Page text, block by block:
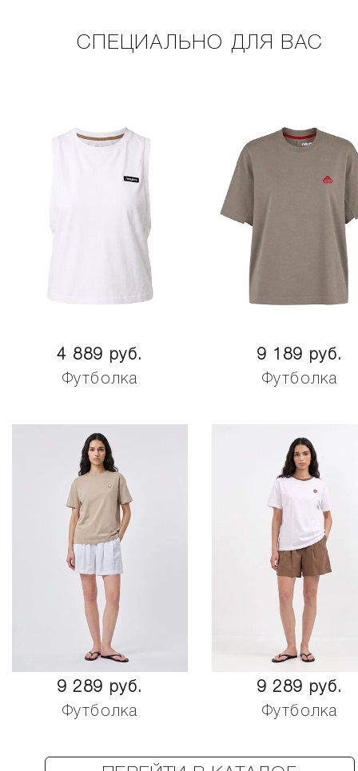
СПЕЦИАЛЬНО ДЛЯ ВАС
4 889 руб.
Футболка
9 189 руб.
Футболка
9 289 руб.
Футболка
9 289 руб.
Футболка